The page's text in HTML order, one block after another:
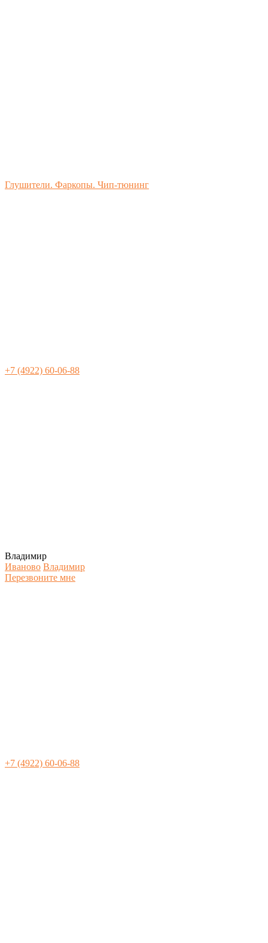
Глушители. Фаркопы. Чип-тюнинг
+7 (4922) 60-06-88
Владимир
Иваново Владимир
Перезвоните мне
+7 (4922) 60-06-88